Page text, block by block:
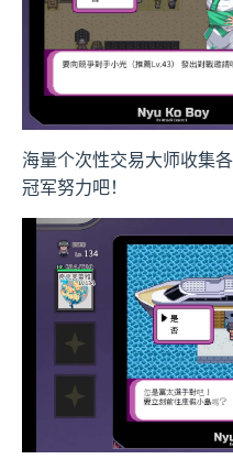
海量个次性交易大师收集
冠军努力吧！